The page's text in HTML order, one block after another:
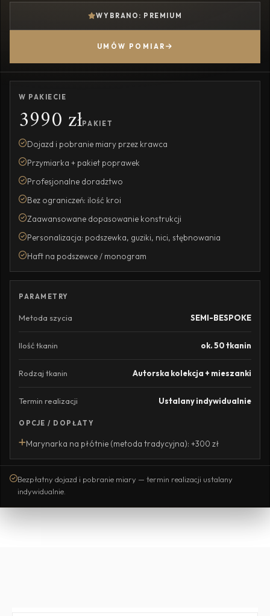
WYBRANO: PREMIUM
UMÓW POMIAR
W PAKIECIE
3990 złPAKIET
Dojazd i pobranie miary przez krawca
Przymiarka + pakiet poprawek
Profesjonalne doradztwo
Bez ograniczeń: ilość kroi
Zaawansowane dopasowanie konstrukcji
Personalizacja: podszewka, guziki, nici, stębnowania
Haft na podszewce / monogram
PARAMETRY
Metoda szycia SEMI-BESPOKE
Ilość tkanin ok. 50 tkanin
Rodzaj tkanin Autorska kolekcja + mieszanki
Termin realizacji Ustalany indywidualnie
OPCJE / DOPŁATY
Marynarka na płótnie (metoda tradycyjna): +300 zł
Bezpłatny dojazd i pobranie miary — termin realizacji ustalany
indywidualnie.